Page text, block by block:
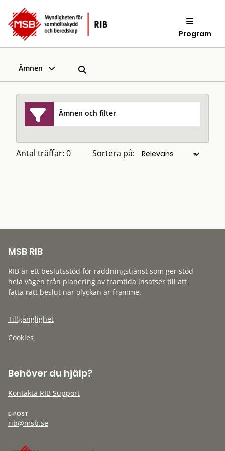
Program
Ämnen
Ämnen och filter
Antal träffar: 0 Sortera på:
MSB RIB
RIB är ett beslutsstöd för räddningstjänst som ger stöd
hela vägen från planering av framtida insatser till att
fatta rätt beslut när olyckan är framme.
Tillgänglighet
Cookies
Behöver du hjälp?
Kontakta RIB Support
E-POST
rib@msb.se